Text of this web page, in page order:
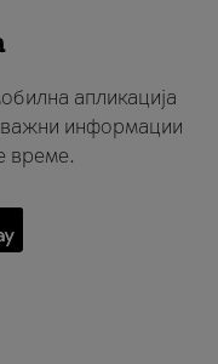
апликација
важни информации
време.